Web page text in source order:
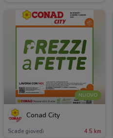
NUOVO
Conad City
Scade giovedì 4.5 km